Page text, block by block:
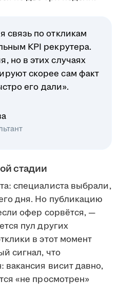
связь по откликам
KPI рекрутера.
но в этих случаях
скорее сам факт
его дали».
стадии
специалиста выбрали,
дня. Но публикацию
офер сорвётся, —
пул других
в этот момент
сигнал, что
вакансия висит давно,
«не просмотрен»